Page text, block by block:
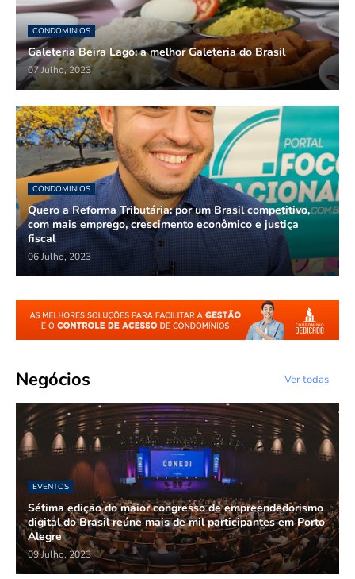
CONDOMINIOS
Galeteria Beira Lago: a melhor Galeteria do Brasil
07 Julho, 2023
CONDOMINIOS
Quero a Reforma Tributária: por um Brasil competitivo,
com mais emprego, crescimento econômico e justiça
fiscal
06 Julho, 2023
Negócios Ver todas
EVENTOS
Sétima edição do maior congresso de empreendedorismo
digital do Brasil reúne mais de mil participantes em Porto
Alegre
09 Julho, 2023